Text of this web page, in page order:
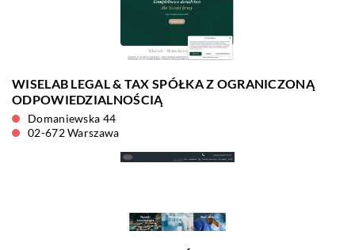
WISELAB LEGAL & TAX SPÓŁKA Z OGRANICZONĄ
ODPOWIEDZIALNOŚCIĄ
Domaniewska 44
02-672 Warszawa